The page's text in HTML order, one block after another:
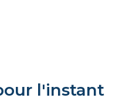
l'instant